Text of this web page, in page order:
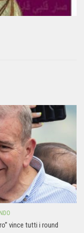
vince tutti i round